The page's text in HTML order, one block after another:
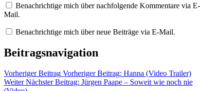
Benachrichtige mich über nachfolgende Kommentare via E-
Mail.
Benachrichtige mich über neue Beiträge via E-Mail.
Beitragsnavigation
Vorheriger Beitrag Vorheriger Beitrag: Hanna (Video Trailer)
Weiter Nächster Beitrag: Jürgen Paape – Soweit wie noch nie